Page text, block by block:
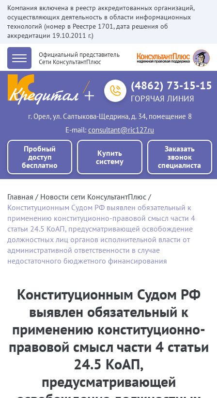
Компания включена в реестр аккредитованных организаций,
осуществляющих деятельность в области информационных
технологий (номер в Реестре 1701, дата решения об
аккредитации 19.10.2011 г.)
Официальный представитель
Сети КонсультантПлюс
г. Орел, ул. Салтыкова-Щедрина, д. 34, помещение 8
Е-mail: consultant@ric127.ru
(4862) 73-15-15
ГОРЯЧАЯ ЛИНИЯ
Пробный
доступ
бесплатно
Купить
систему
Заказать
звонок
специалиста
Главная
Новости сети КонсультантПлюс
Конституционным Судом РФ выявлен обязательный к
применению конституционно-правовой смысл части 4
статьи 24.5 КоАП, предусматривающей освобождение
должностных лиц органов исполнительной власти от
административной ответственности в случае
недостаточного бюджетного финансирования
Конституционным Судом РФ
выявлен обязательный к
применению конституционно-
правовой смысл части 4 статьи
24.5 КоАП,
предусматривающей